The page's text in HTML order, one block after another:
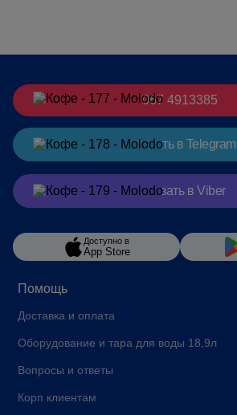
Помощь
Доставка и оплата
Оборудование и тара для воды 18,9л
Вопросы и ответы
Корп клиентам
067 4913385
Заказать в Telegram
Заказать в Viber
Доступно в
App Store